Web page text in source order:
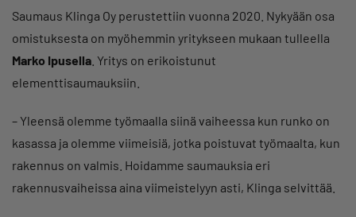
Saumaus Klinga Oy perustettiin vuonna 2020. Nykyään osa
omistuksesta on myöhemmin yritykseen mukaan tulleella
Marko Ipusella . Yritys on erikoistunut
elementtisaumauksiin.
– Yleensä olemme työmaalla siinä vaiheessa kun runko on
kasassa ja olemme viimeisiä, jotka poistuvat työmaalta, kun
rakennus on valmis. Hoidamme saumauksia eri
rakennusvaiheissa aina viimeistelyyn asti, Klinga selvittää.